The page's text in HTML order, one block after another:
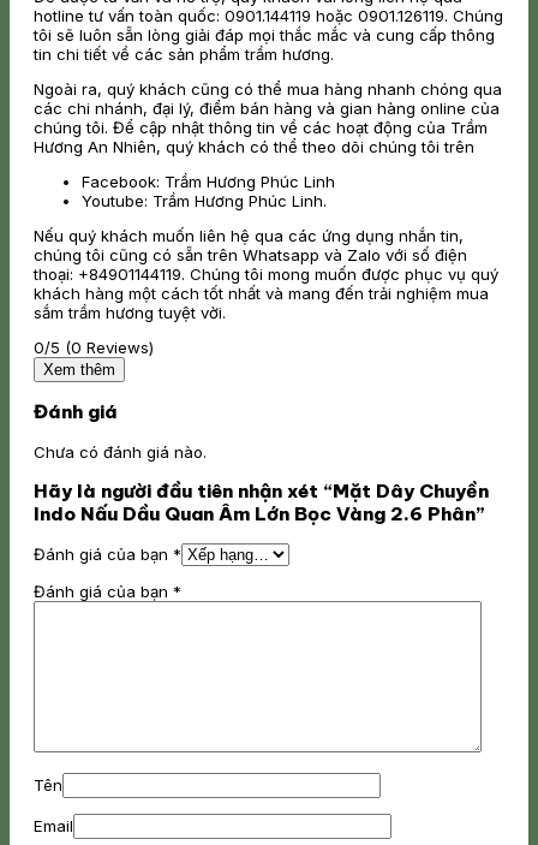
hotline tư vấn toàn quốc: 0901.144119 hoặc 0901.126119. Chúng
tôi sẽ luôn sẵn lòng giải đáp mọi thắc mắc và cung cấp thông
tin chi tiết về các sản phẩm trầm hương.
Ngoài ra, quý khách cũng có thể mua hàng nhanh chóng qua
các chi nhánh, đại lý, điểm bán hàng và gian hàng online của
chúng tôi. Để cập nhật thông tin về các hoạt động của Trầm
Hương An Nhiên, quý khách có thể theo dõi chúng tôi trên
Facebook: Trầm Hương Phúc Linh
Youtube: Trầm Hương Phúc Linh.
Nếu quý khách muốn liên hệ qua các ứng dụng nhắn tin,
chúng tôi cũng có sẵn trên Whatsapp và Zalo với số điện
thoại: +84901144119. Chúng tôi mong muốn được phục vụ quý
khách hàng một cách tốt nhất và mang đến trải nghiệm mua
sắm trầm hương tuyệt vời.
0/5 (0 Reviews)
Xem thêm
Đánh giá
Chưa có đánh giá nào.
Hãy là người đầu tiên nhận xét “Mặt Dây Chuyền
Indo Nấu Dầu Quan Âm Lớn Bọc Vàng 2.6 Phân”
Đánh giá của bạn *
Đánh giá của bạn *
Tên
Email